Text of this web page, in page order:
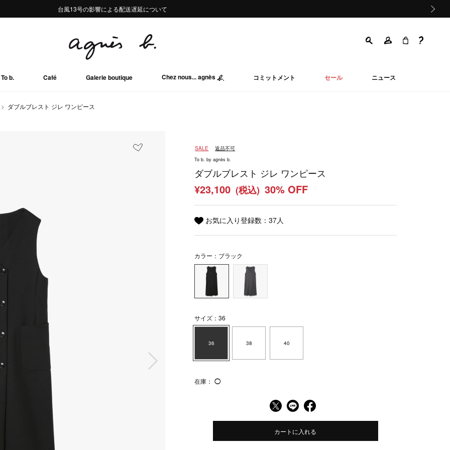
熊本地域地震の影響による配送遅延について
Summer Sale 2buy10%OFF!!
台風13号の影響による配送遅延について
熊本地域地震の影響による配送遅延について
Summer Sale 2buy10%OFF!!
To b. Café Galerie boutique Chez nous... agnès コミットメント セール ニュース
ダブルブレスト ジレ ワンピース
SALE 返品不可
To b. by agnès b.
ダブルブレスト ジレ ワンピース
¥23,100 (税込) 30% OFF
お気に入り登録数：37人
カラー：ブラック
サイズ：36
36 38 40
在庫： ◯
カートに入れる